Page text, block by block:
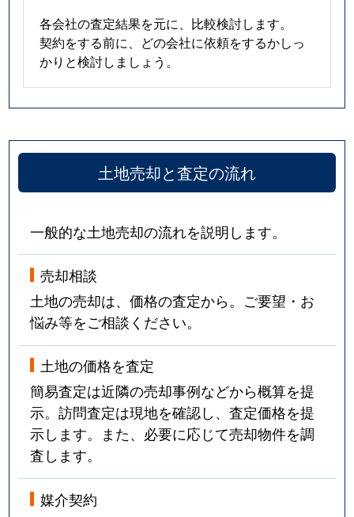
各会社の査定結果を元に、比較検討します。
契約をする前に、どの会社に依頼をするかしっ
かりと検討しましょう。
土地売却と査定の流れ
一般的な土地売却の流れを説明します。
売却相談
土地の売却は、価格の査定から。ご要望・お
悩み等をご相談ください。
土地の価格を査定
簡易査定は近隣の売却事例などから概算を提
示。訪問査定は現地を確認し、査定価格を提
示します。また、必要に応じて売却物件を調
査します。
媒介契約